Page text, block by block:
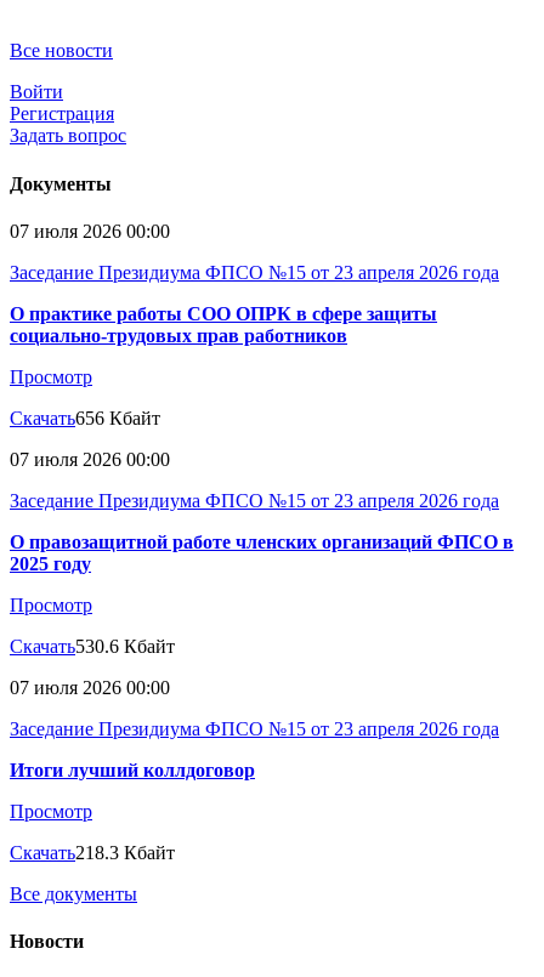
Все новости
Войти
Регистрация
Задать вопрос
Документы
07 июля 2026 00:00
Заседание Президиума ФПСО №15 от 23 апреля 2026 года
О практике работы СОО ОПРК в сфере защиты
социально-трудовых прав работников
Просмотр
Скачать656 Кбайт
07 июля 2026 00:00
Заседание Президиума ФПСО №15 от 23 апреля 2026 года
О правозащитной работе членских организаций ФПСО в
2025 году
Просмотр
Скачать530.6 Кбайт
07 июля 2026 00:00
Заседание Президиума ФПСО №15 от 23 апреля 2026 года
Итоги лучший коллдоговор
Просмотр
Скачать218.3 Кбайт
Все документы
Новости